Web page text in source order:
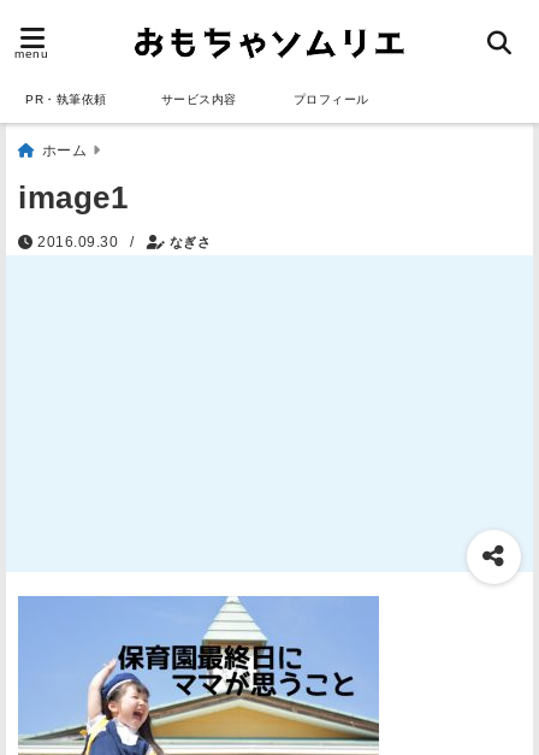
menu
PR・執筆依頼 サービス内容 プロフィール
ホーム
image1
2016.09.30 / なぎさ